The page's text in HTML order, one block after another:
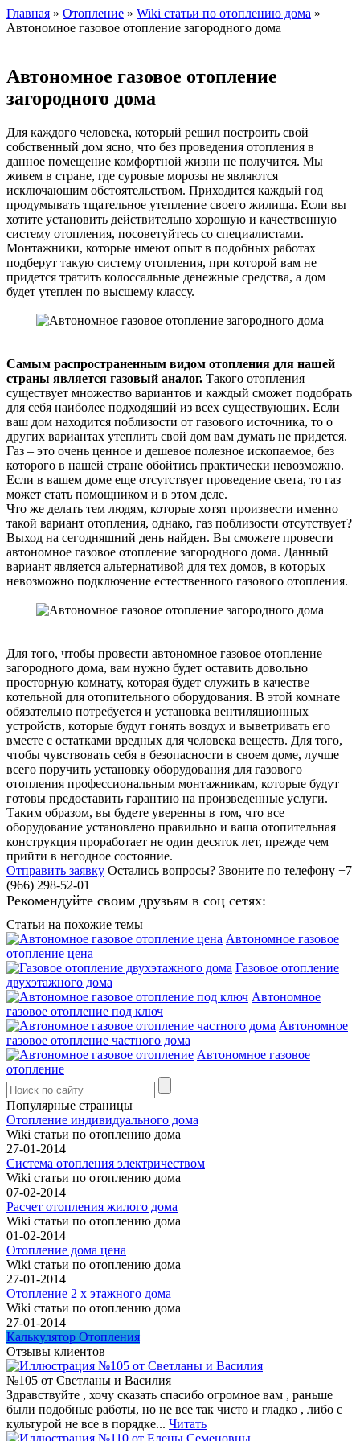
Главная » Отопление » Wiki статьи по отоплению дома »
Автономное газовое отопление загородного дома
Автономное газовое отопление
загородного дома
Для каждого человека, который решил построить свой
собственный дом ясно, что без проведения отопления в
данное помещение комфортной жизни не получится. Мы
живем в стране, где суровые морозы не являются
исключающим обстоятельством. Приходится каждый год
продумывать тщательное утепление своего жилища. Если вы
хотите установить действительно хорошую и качественную
систему отопления, посоветуйтесь со специалистами.
Монтажники, которые имеют опыт в подобных работах
подберут такую систему отопления, при которой вам не
придется тратить колоссальные денежные средства, а дом
будет утеплен по высшему классу.
Самым распространенным видом отопления для нашей
страны является газовый аналог. Такого отопления
существует множество вариантов и каждый сможет подобрать
для себя наиболее подходящий из всех существующих. Если
ваш дом находится поблизости от газового источника, то о
других вариантах утеплить свой дом вам думать не придется.
Газ – это очень ценное и дешевое полезное ископаемое, без
которого в нашей стране обойтись практически невозможно.
Если в вашем доме еще отсутствует проведение света, то газ
может стать помощником и в этом деле.
Что же делать тем людям, которые хотят произвести именно
такой вариант отопления, однако, газ поблизости отсутствует?
Выход на сегодняшний день найден. Вы сможете провести
автономное газовое отопление загородного дома. Данный
вариант является альтернативой для тех домов, в которых
невозможно подключение естественного газового отопления.
Для того, чтобы провести автономное газовое отопление
загородного дома, вам нужно будет оставить довольно
просторную комнату, которая будет служить в качестве
котельной для отопительного оборудования. В этой комнате
обязательно потребуется и установка вентиляционных
устройств, которые будут гонять воздух и выветривать его
вместе с остатками вредных для человека веществ. Для того,
чтобы чувствовать себя в безопасности в своем доме, лучше
всего поручить установку оборудования для газового
отопления профессиональным монтажникам, которые будут
готовы предоставить гарантию на произведенные услуги.
Таким образом, вы будете уверенны в том, что все
оборудование установлено правильно и ваша отопительная
конструкция проработает не один десяток лет, прежде чем
прийти в негодное состояние.
Отправить заявку Остались вопросы? Звоните по телефону +7
(966) 298-52-01
Рекомендуйте своим друзьям в соц сетях:
Статьи на похожие темы
Автономное газовое
отопление цена
Газовое отопление
двухэтажного дома
Автономное
газовое отопление под ключ
Автономное
газовое отопление частного дома
Автономное газовое
отопление
Популярные страницы
Отопление индивидуального дома
Wiki статьи по отоплению дома
27-01-2014
Система отопления электричеством
Wiki статьи по отоплению дома
07-02-2014
Расчет отопления жилого дома
Wiki статьи по отоплению дома
01-02-2014
Отопление дома цена
Wiki статьи по отоплению дома
27-01-2014
Отопление 2 х этажного дома
Wiki статьи по отоплению дома
27-01-2014
Калькулятор Отопления
Отзывы клиентов
№105 от Светланы и Василия
Здравствуйте , хочу сказать спасибо огромное вам , раньше
были подобные работы, но не все так чисто и гладко , либо с
культурой не все в порядке... Читать